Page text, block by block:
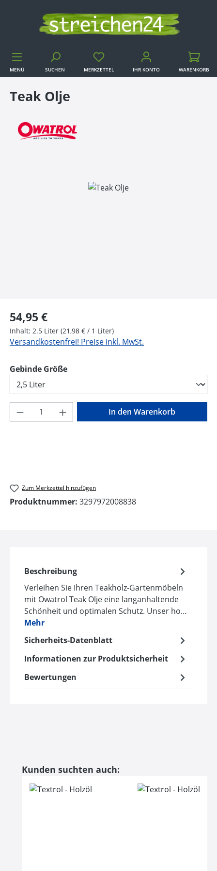
Zum Hauptinhalt springen
MENÜ SUCHEN MERKZETTEL IHR KONTO
WARENKORB
Teak Olje
Bildergalerie überspringen
Regulärer Preis:
54,95 €
Inhalt: 2.5 Liter (21,98 € / 1 Liter)
Versandkostenfrei! Preise inkl. MwSt.
Gebinde Größeauswählen
Produkt Anzahl: Gib den gewünschten
In den Warenkorb
Zum Merkzettel hinzufügen
Produktnummer: 3297972008838
Beschreibung
Verleihen Sie Ihren Teakholz-Gartenmöbeln
mit Owatrol Teak Olje eine langanhaltende
Schönheit und optimalen Schutz. Unser ho…
Mehr
Sicherheits-Datenblatt
Informationen zur Produktsicherheit
Bewertungen
Produktgalerie überspringen
Kunden suchten auch: